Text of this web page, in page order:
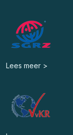
Lees meer >